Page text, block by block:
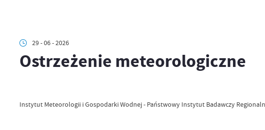
29 - 06 - 2026
Ostrzeżenie meteorologiczne
Instytut Meteorologii i Gospodarki Wodnej - Państwowy Instytut Badawczy